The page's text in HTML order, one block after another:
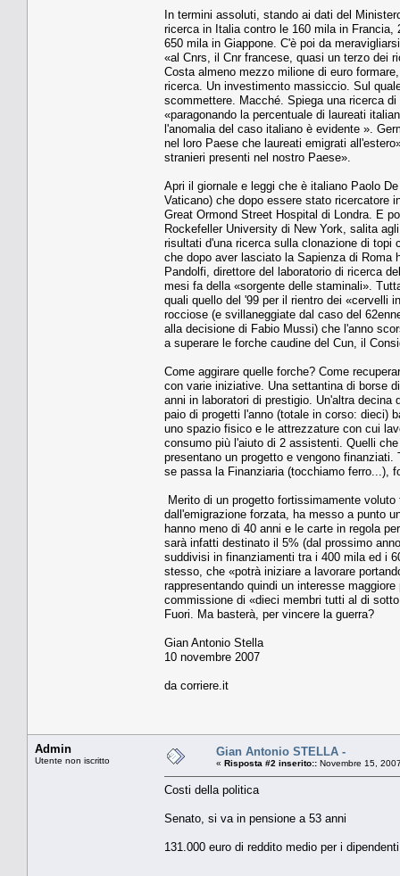
In termini assoluti, stando ai dati del
ricerca in Italia contro le 160 mila in
650 mila in Giappone. C'è poi da
«al Cnrs, il Cnr francese, quasi un terzo dei
Costa almeno mezzo milione di euro
ricerca. Un investimento massiccio. Sul
scommettere. Macché. Spiega una ricerca
«paragonando la percentuale di laureati
l'anomalia del caso italiano è evidente ».
nel loro Paese che laureati emigrati
stranieri presenti nel nostro Paese».
Apri il giornale e leggi che è italiano Paolo
Vaticano) che dopo essere stato ricercatore
Great Ormond Street Hospital di Londra. E
Rockefeller University di New York, salita
risultati d'una ricerca sulla clonazione di
che dopo aver lasciato la Sapienza di Roma
Pandolfi, direttore del laboratorio di ricerca
mesi fa della «sorgente delle staminali».
quali quello del '99 per il rientro dei «cervelli
rocciose (e svillaneggiate dal caso del
alla decisione di Fabio Mussi) che l'anno
a superare le forche caudine del Cun, il
Come aggirare quelle forche? Come
con varie iniziative. Una settantina di borse
anni in laboratori di prestigio. Un'altra
paio di progetti l'anno (totale in corso: dieci)
uno spazio fisico e le attrezzature con cui
consumo più l'aiuto di 2 assistenti. Quelli
presentano un progetto e vengono
se passa la Finanziaria (tocchiamo ferro...),
Merito di un progetto fortissimamente
dall'emigrazione forzata, ha messo a punto
hanno meno di 40 anni e le carte in regola
sarà infatti destinato il 5% (dal prossimo
suddivisi in finanziamenti tra i 400 mila ed i
stesso, che «potrà iniziare a lavorare
rappresentando quindi un interesse
commissione di «dieci membri tutti al di
Fuori. Ma basterà, per vincere la guerra?
Gian Antonio Stella
10 novembre 2007
da corriere.it
Admin
Utente non iscritto
Gian Antonio STELLA -
« Risposta #2 inserito:: Novembre 15,
Costi della politica
Senato, si va in pensione a 53 anni
131.000 euro di reddito medio per i dipendenti